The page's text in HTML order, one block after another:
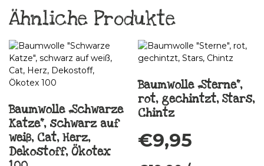
Ähnliche Produkte
Baumwolle „Schwarze
Katze“, schwarz auf
weiß, Cat, Herz,
Dekostoff, Ökotex
Baumwolle „Sterne“,
rot, gechintzt, Stars,
Chintz
€9,95